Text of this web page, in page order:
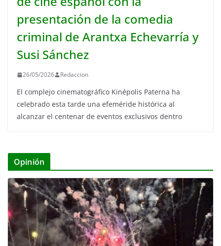
presentación de la comedia
criminal de Arantxa Echevarría y
Susi Sánchez
26/05/2026 Redaccion
El complejo cinematográfico Kinépolis Paterna ha
celebrado esta tarde una efeméride histórica al
alcanzar el centenar de eventos exclusivos dentro
Opinión